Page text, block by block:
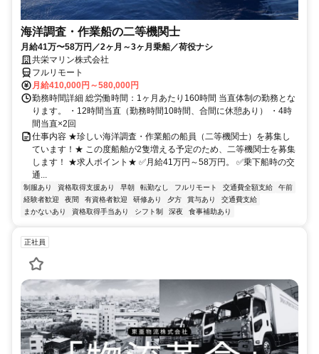
海洋調査・作業船の二等機関士
月給41万〜58万円／2ヶ月～3ヶ月乗船／荷役ナシ
共栄マリン株式会社
フルリモート
月給410,000円～580,000円
勤務時間詳細 総労働時間：1ヶ月あたり160時間 当直体制の勤務とな
ります。 ・12時間当直（勤務時間10時間、合間に休憩あり） ・4時
間当直×2回
仕事内容 ★珍しい海洋調査・作業船の船員（二等機関士）を募集し
ています！★ この度船舶が2隻増える予定のため、二等機関士を募集
します！ ★求人ポイント★ ✅月給41万円～58万円。 ✅乗下船時の交
通...
制服あり 資格取得支援あり 早朝 転勤なし フルリモート 交通費全額支給
午前
経験者歓迎
夜間 有資格者歓迎 研修あり 夕方 賞与あり
交通費支給
まかないあり
資格取得手当あり シフト制 深夜 食事補助あり
正社員